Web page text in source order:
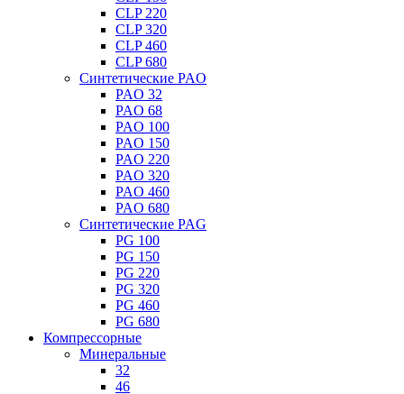
CLP 220
CLP 320
CLP 460
CLP 680
Синтетические PAO
PAO 32
PAO 68
PAO 100
PAO 150
PAO 220
PAO 320
PAO 460
PAO 680
Синтетические PAG
PG 100
PG 150
PG 220
PG 320
PG 460
PG 680
Компрессорные
Минеральные
32
46